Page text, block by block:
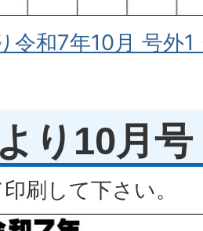
令和7年10月 号外
り10月号
刷して下さい。